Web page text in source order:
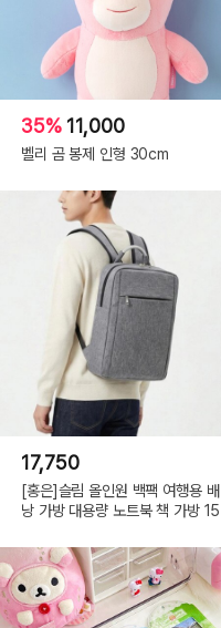
35% 11,000
벨리 곰 봉제 인형 30cm
17,750
[홍은]슬림 올인원 백팩 여행용 배
낭 가방 대용량 노트북 책 가방 15